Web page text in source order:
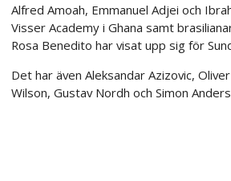
Alfred Amoah, Emmanuel Adjei och
Visser Academy i Ghana samt
Rosa Benedito har visat upp sig för
Det har även Aleksandar Azizovic,
Wilson, Gustav Nordh och Simon